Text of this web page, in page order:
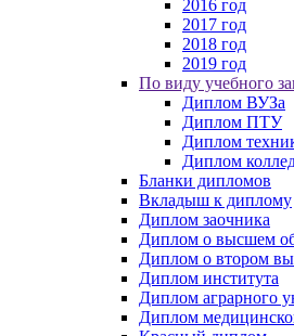
2016 год
2017 год
2018 год
2019 год
По виду учебного
Диплом ВУЗа
Диплом ПТУ
Диплом
Диплом
Бланки дипломов
Вкладыш к диплому
Диплом заочника
Диплом о высшем
Диплом о втором
Диплом института
Диплом аграрного
Диплом